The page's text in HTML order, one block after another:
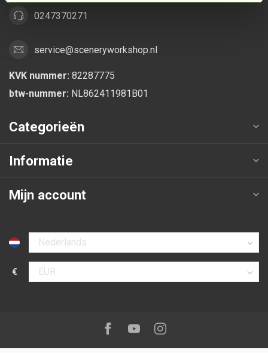
0247370271
service@sceneryworkshop.nl
KVK nummer: 82287775
btw-nummer: NL862411981B01
Categorieën
Informatie
Mijn account
Selecteer taal
€
Selecteer valuta
Volg ons op:Facebook
YoutubeInstagram